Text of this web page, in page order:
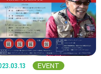
EVENT